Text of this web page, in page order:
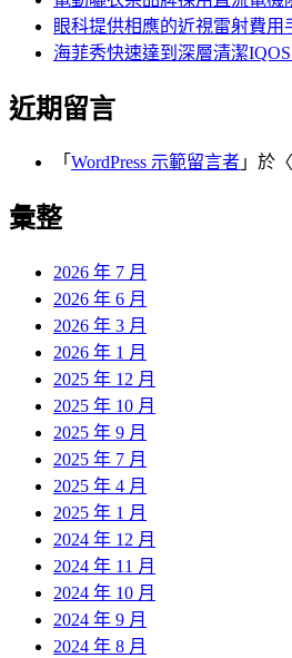
眼科提供相應的近視雷射費用
海菲秀快速達到深層清潔
近期留言
「 WordPress 示範留言者 」於〈
彙整
2026 年 7 月
2026 年 6 月
2026 年 3 月
2026 年 1 月
2025 年 12 月
2025 年 10 月
2025 年 9 月
2025 年 7 月
2025 年 4 月
2025 年 1 月
2024 年 12 月
2024 年 11 月
2024 年 10 月
2024 年 9 月
2024 年 8 月